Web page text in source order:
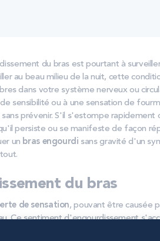
du bras est pourtant à
au beau milieu de la nuit, cette
dans votre système nerveux ou
sensibilité ou à une sensation de
prévenir. S'il s'estompe rapidement
persiste ou se manifeste de façon
un bras engourdi sans gravité d'un
du bras
de sensation, pouvant être causée
Ce sentiment d'engourdissement
de faiblesse musculaire.